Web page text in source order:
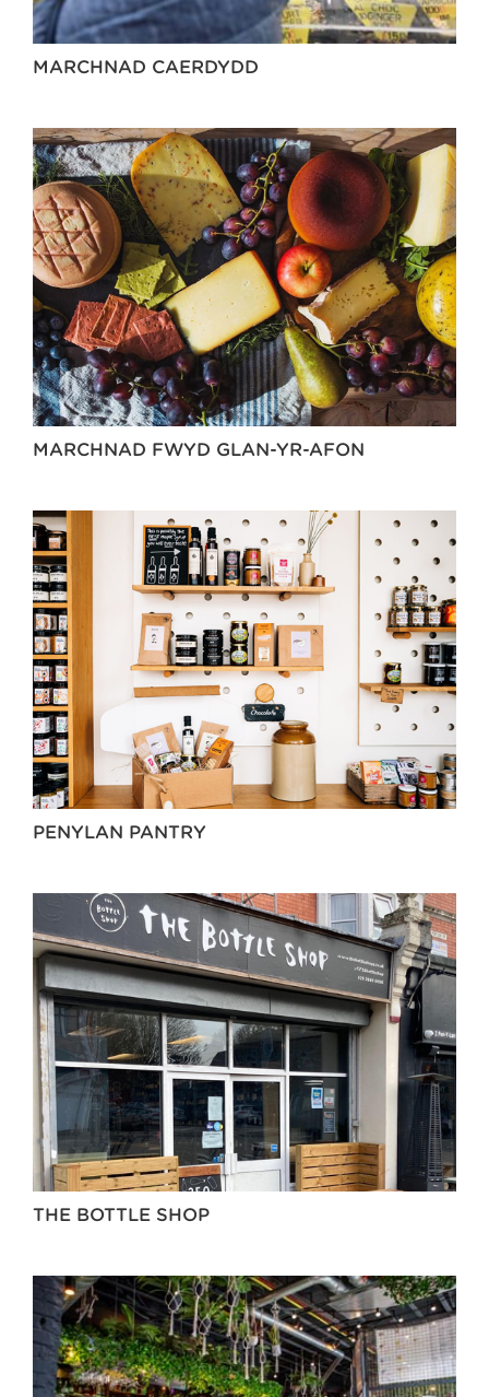
MARCHNAD CAERDYDD
MARCHNAD FWYD GLAN-YR-AFON
PENYLAN PANTRY
THE BOTTLE SHOP